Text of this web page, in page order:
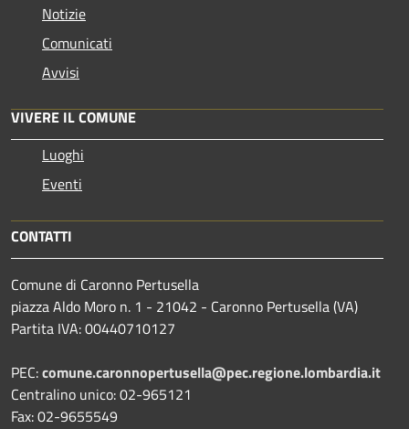
Notizie
Comunicati
Avvisi
VIVERE IL COMUNE
Luoghi
Eventi
CONTATTI
Comune di Caronno Pertusella
piazza Aldo Moro n. 1 - 21042 - Caronno Pertusella (VA)
Partita IVA: 00440710127
PEC:comune.caronnopertusella@pec.regione.lombardia.it
Centralino unico: 02-965121
Fax: 02-9655549